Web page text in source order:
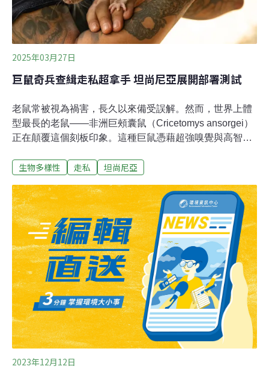
2025年03月27日
巨鼠奇兵查緝走私超拿手 坦尚尼亞展開部署測試
老鼠常被視為禍害，長久以來備受誤解。然而，世界上體
型最長的老鼠——非洲巨頰囊鼠（Cricetomys ansorgei）
正在顛覆這個刻板印象。這種巨鼠憑藉超強嗅覺與高智
員」，協助打擊非法野生動物貿易。在1990年代，工業工
地雷的技術。他靈機一動：何不訓練老鼠？老鼠價格低
廉、嗅覺靈敏，且與一般印象不同，牠們其實十分聰明又
具有社交性。於是，威特延斯在坦尚尼亞成立了非營利組
織APOPO，專門訓練老鼠。而坦尚尼亞，正是世界上體
型最大、壽命最長鼠科動物的故鄉。一般寵物鼠僅能活
2~4年，但APOPO訓練的巨鼠壽命最長可達十年，除此之
外，非洲巨頰囊鼠還擁有靈敏嗅覺。牠們多年來參與過各
種任務，不僅達成威特延斯最初的目標「探測地雷」，甚
至還能檢測結核病。如今這些巨鼠加入了緝私行列，打擊
非法野生動物
生物多樣性 走私 坦尚尼亞
2023年12月12日